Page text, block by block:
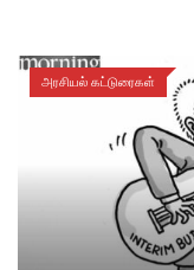
அரசியல் கட்டுரைகள்